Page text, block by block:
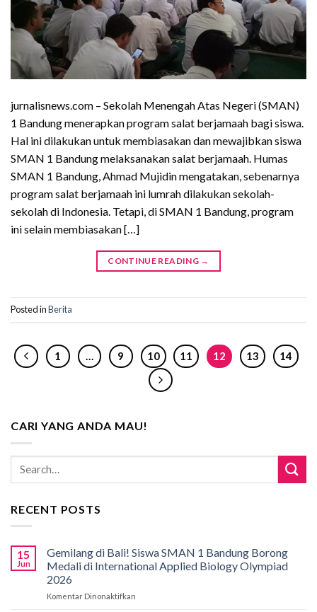
jurnalisnews.com – Sekolah Menengah Atas Negeri (SMAN)
1 Bandung menerapkan program salat berjamaah bagi siswa.
Hal ini dilakukan untuk membiasakan dan mewajibkan siswa
SMAN 1 Bandung melaksanakan salat berjamaah. Humas
SMAN 1 Bandung, Ahmad Mujidin mengatakan, sebenarnya
program salat berjamaah ini lumrah dilakukan sekolah-
sekolah di Indonesia. Tetapi, di SMAN 1 Bandung, program
ini selain membiasakan […]
CONTINUE READING →
Posted inBerita
1 … 9 10 11 12 13 14
CARI YANG ANDA MAU!
RECENT POSTS
15
Jun
Gemilang di Bali! Siswa SMAN 1 Bandung Borong
Medali di International Applied Biology Olympiad
2026
Komentar Dinonaktifkan